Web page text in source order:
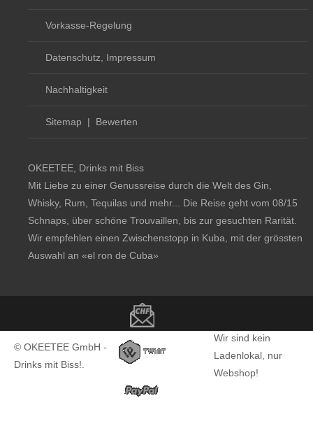
© OKEETEE GmbH -
Drinks mit Biss!.
Wir sind kein
Ladenlokal, nur
Webshop!
Vorkasse-Regelung
Datenschutz, Impressum
Nachhaltigkeit
Sitemap | Bewerten
OKEETEE, Drinks mit Biss
Mit Liebe zu einer Genussreise durch die Welt des Gin,
Whisky, Rum, Tequilas und mehr... Die Reise geht vom 08/15
Schnaps, über schöne Trouvaillen, bis zur gesuchten Rarität.
Wir empfehlen einen Zwischenstopp in Kuba, mit der grössten
Auswahl an «el ron de Cuba»